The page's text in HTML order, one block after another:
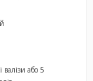
валізи або 5